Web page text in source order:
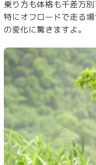
乗り方も体格も千差万別
特にオフロードで走る
の変化に驚きますよ。